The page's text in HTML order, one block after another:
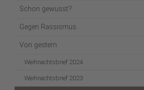
Schon gewusst?
Gegen Rassismus
Von gestern
Weihnachtsbrief 2024
Weihnachtsbrief 2023